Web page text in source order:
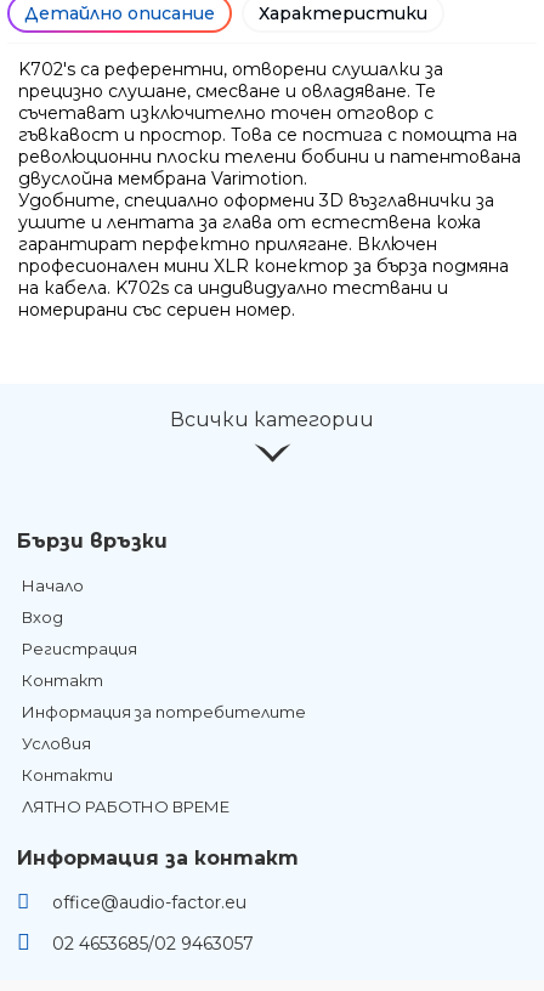
Ние ще се свържем с вас в
Детайлно описание Характеристики
K702's са референтни, отворени слушалки за
прецизно слушане, смесване и овладяване. Те
съчетават изключително точен отговор с
гъвкавост и простор. Това се постига с помощта на
революционни плоски телени бобини и патентована
двуслойна мембрана Varimotion.
Удобните, специално оформени 3D възглавнички за
ушите и лентата за глава от естествена кожа
гарантират перфектно прилягане. Включен
професионален мини XLR конектор за бърза подмяна
на кабела. K702s са индивидуално тествани и
номерирани със сериен номер.
Всички категории
Бързи връзки
Начало
Вход
Регистрация
Контакт
Информация за потребителите
Условия
Контакти
ЛЯТНО РАБОТНО ВРЕМЕ
Информация за контакт
office@audio-factor.eu
02 4653685/02 9463057